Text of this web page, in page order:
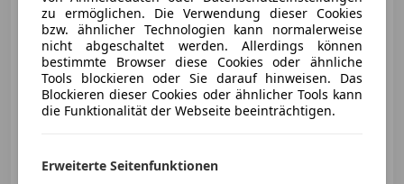
€ 137 800
zu ermöglichen. Die Verwendung dieser Cookies
bzw. ähnlicher Technologien kann normalerweise
nicht abgeschaltet werden. Allerdings können
bestimmte Browser diese Cookies oder ähnliche
Tools blockieren oder Sie darauf hinweisen. Das
Blockieren dieser Cookies oder ähnlicher Tools kann
die Funktionalität der Webseite beeinträchtigen.
Erweiterte Seitenfunktionen